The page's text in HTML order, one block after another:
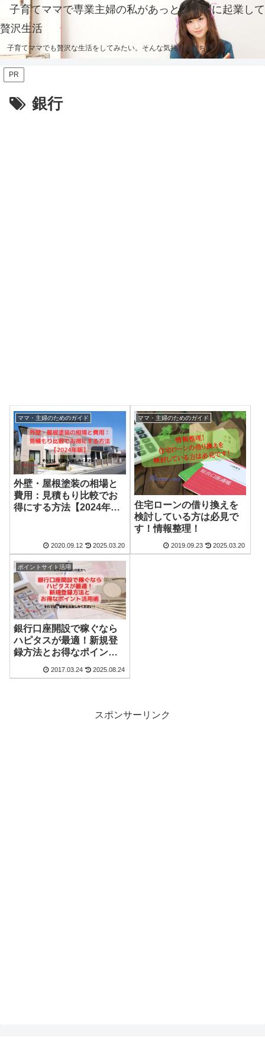
子育てママで専業主婦の私があっという間に起業して
贅沢生活
子育てママでも贅沢な生活をしてみたい。そんな気持ちを持ち続ける。
PR
銀行
ママ・主婦のためのガイド
外壁・屋根塗装の相場と
費用：見積もり比較でお
得にする方法【2024年
2020.09.12 2025.03.20
ママ・主婦のためのガイド
住宅ローンの借り換えを
検討している方は必見で
す！情報整理！
2019.09.23 2025.03.20
ポイントサイト活用
銀行口座開設で稼ぐなら
ハピタスが最適！新規登
録方法とお得なポイント
2017.03.24 2025.08.24
スポンサーリンク